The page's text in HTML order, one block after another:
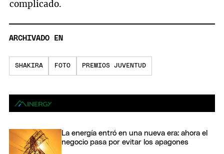
complicado.
ARCHIVADO EN
SHAKIRA FOTO PREMIOS JUVENTUD
La energía entró en una nueva era: ahora el
negocio pasa por evitar los apagones